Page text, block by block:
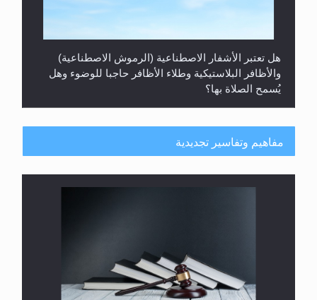
هل تعتبر الأشفار الاصطناعية (الرموش الاصطناعية)
والأظافر البلاستيكية وطلاء الأظافر حاجبا للوضوء وهل
يُسمح الصلاة بها؟
هل يُحسب حول الزكاة وفق السنة الميلادية أو الهجرية؟
مفاهيم وتفاسير تجديدية